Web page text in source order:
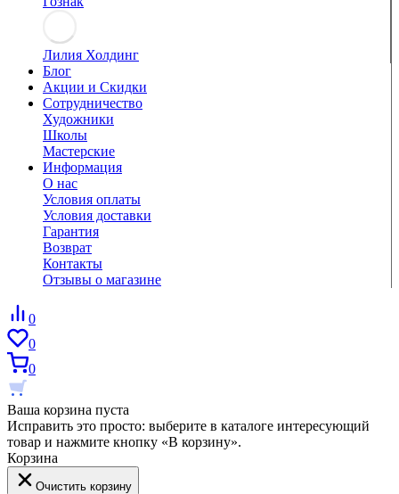
Лилия Холдинг
Блог
Акции и Скидки
Сотрудничество
Художники
Школы
Мастерские
Информация
О нас
Условия оплаты
Условия доставки
Гарантия
Возврат
Контакты
Отзывы о магазине
0
0
0
Ваша корзина пуста
Исправить это просто: выберите в каталоге интересующий
товар и нажмите кнопку «В корзину».
Корзина
Очистить корзину